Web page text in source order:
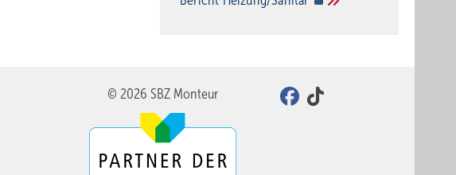
© 2026 SBZ Monteur